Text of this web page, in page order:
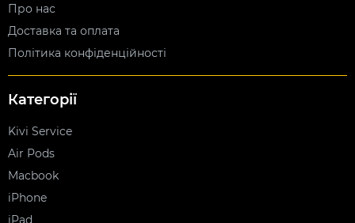
Про нас
Доставка та оплата
Політика конфіденційності
Категорії
Kivi Service
Air Pods
Macbook
iPhone
iPad